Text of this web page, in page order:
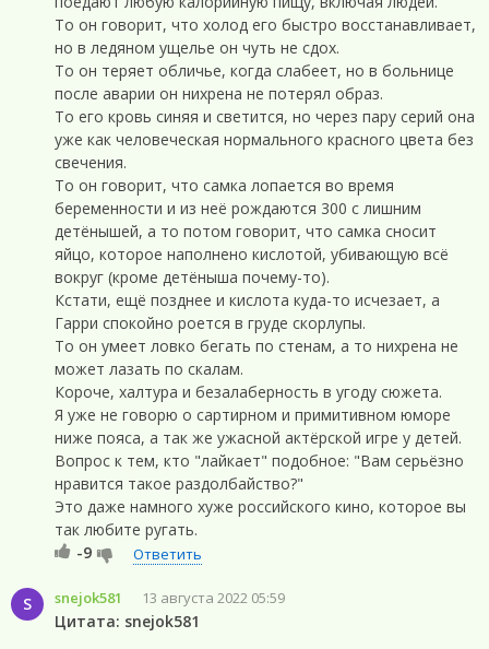
То он говорит, что холод его быстро восстанавливает,
но в ледяном ущелье он чуть не сдох.
То он теряет обличье, когда слабеет, но в больнице
после аварии он нихрена не потерял образ.
То его кровь синяя и светится, но через пару серий она
уже как человеческая нормального красного цвета без
свечения.
То он говорит, что самка лопается во время
беременности и из неё рождаются 300 с лишним
детёнышей, а то потом говорит, что самка сносит
яйцо, которое наполнено кислотой, убивающую всё
вокруг (кроме детёныша почему-то).
Кстати, ещё позднее и кислота куда-то исчезает, а
Гарри спокойно роется в груде скорлупы.
То он умеет ловко бегать по стенам, а то нихрена не
может лазать по скалам.
Короче, халтура и безалаберность в угоду сюжета.
Я уже не говорю о сартирном и примитивном юморе
ниже пояса, а так же ужасной актёрской игре у детей.
Вопрос к тем, кто "лайкает" подобное: "Вам серьёзно
нравится такое раздолбайство?"
Это даже намного хуже российского кино, которое вы
так любите ругать.
-9
Ответить
S snejok581 13 августа 2022 05:59
Цитата: snejok581